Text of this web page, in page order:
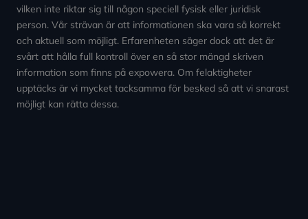
vilken inte riktar sig till någon speciell fysisk eller juridisk
person. Vår strävan är att informationen ska vara så korrekt
och aktuell som möjligt. Erfarenheten säger dock att det är
svårt att hålla full kontroll över en så stor mängd skriven
information som finns på expowera. Om felaktigheter
upptäcks är vi mycket tacksamma för besked så att vi snarast
möjligt kan rätta dessa.